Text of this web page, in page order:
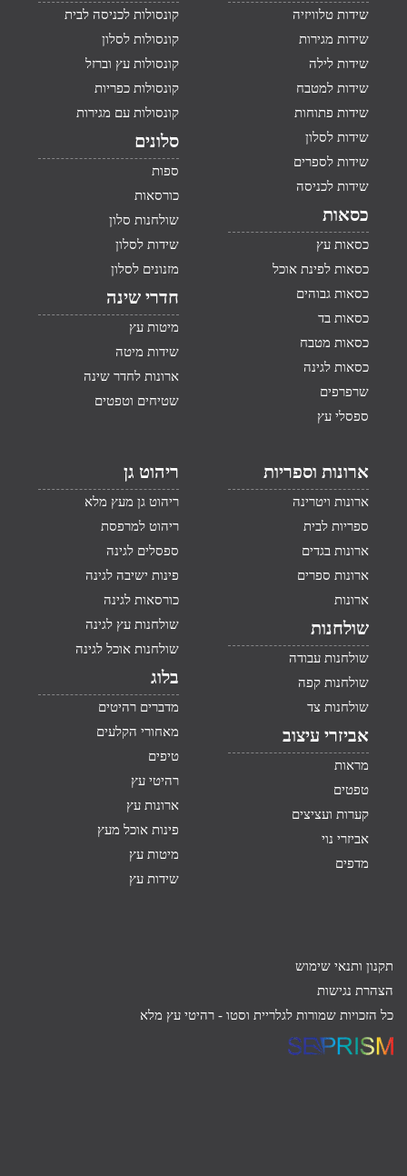
שידות טלוויזיה
שידות מגירות
שידות לילה
שידות למטבח
שידות פתוחות
שידות לסלון
שידות לספרים
שידות לכניסה
כסאות
כסאות עץ
כסאות לפינת אוכל
כסאות גבוהים
כסאות בד
כסאות מטבח
כסאות לגינה
שרפרפים
ספסלי עץ
קונסולות לכניסה לבית
קונסולות לסלון
קונסולות עץ וברזל
קונסולות כפריות
קונסולות עם מגירות
סלונים
ספות
כורסאות
שולחנות סלון
שידות לסלון
מזנונים לסלון
חדרי שינה
מיטות עץ
שידות מיטה
ארונות לחדר שינה
שטיחים וטפטים
ארונות וספריות
ארונות ויטרינה
ספריות לבית
ארונות בגדים
ארונות ספרים
ארונות
שולחנות
שולחנות עבודה
שולחנות קפה
שולחנות צד
אביזרי עיצוב
מראות
טפטים
קערות ועציצים
אביזרי נוי
מדפים
ריהוט גן
ריהוט גן מעץ מלא
ריהוט למרפסת
ספסלים לגינה
פינות ישיבה לגינה
כורסאות לגינה
שולחנות עץ לגינה
שולחנות אוכל לגינה
בלוג
מדברים רהיטים
מאחורי הקלעים
טיפים
רהיטי עץ
ארונות עץ
פינות אוכל מעץ
מיטות עץ
שידות עץ
תקנון ותנאי שימוש
הצהרת נגישות
כל הזכויות שמורות לגלריית וסטו - רהיטי עץ מלא